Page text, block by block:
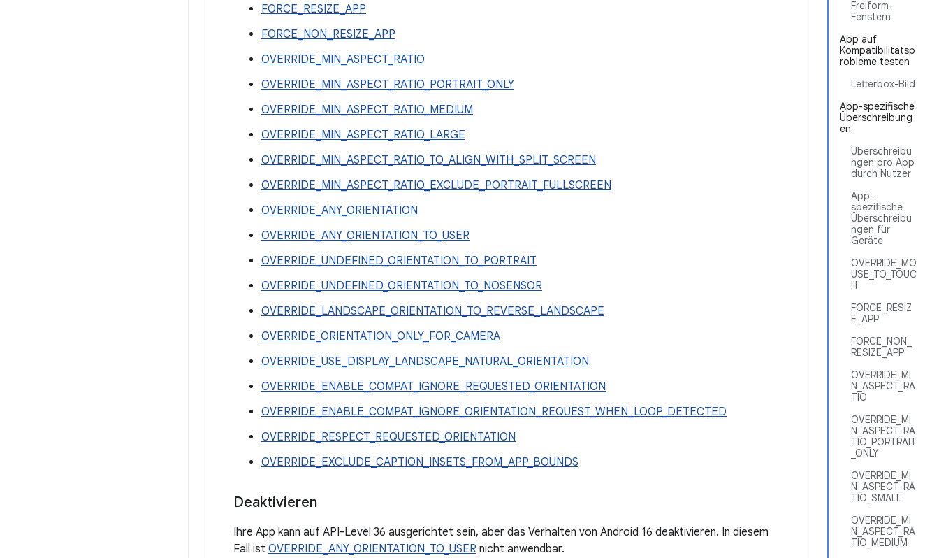
Freiform-
Fenstern
App auf
Kompatibilitätsp
robleme testen
Letterbox-Bild
App-spezifische
Überschreibung
en
Überschreibu
ngen pro App
durch Nutzer
App-
spezifische
Überschreibu
ngen für
Geräte
OVERRIDE_MO
USE_TO_TOUC
H
FORCE_RESIZ
E_APP
FORCE_NON_
RESIZE_APP
OVERRIDE_MI
N_ASPECT_RA
TIO
OVERRIDE_MI
N_ASPECT_RA
TIO_PORTRAIT
_ONLY
OVERRIDE_MI
N_ASPECT_RA
TIO_SMALL
OVERRIDE_MI
N_ASPECT_RA
TIO_MEDIUM
FORCE_RESIZE_APP
FORCE_NON_RESIZE_APP
OVERRIDE_MIN_ASPECT_RATIO
OVERRIDE_MIN_ASPECT_RATIO_PORTRAIT_ONLY
OVERRIDE_MIN_ASPECT_RATIO_MEDIUM
OVERRIDE_MIN_ASPECT_RATIO_LARGE
OVERRIDE_MIN_ASPECT_RATIO_TO_ALIGN_WITH_SPLIT_SCREEN
OVERRIDE_MIN_ASPECT_RATIO_EXCLUDE_PORTRAIT_FULLSCREEN
OVERRIDE_ANY_ORIENTATION
OVERRIDE_ANY_ORIENTATION_TO_USER
OVERRIDE_UNDEFINED_ORIENTATION_TO_PORTRAIT
OVERRIDE_UNDEFINED_ORIENTATION_TO_NOSENSOR
OVERRIDE_LANDSCAPE_ORIENTATION_TO_REVERSE_LANDSCAPE
OVERRIDE_ORIENTATION_ONLY_FOR_CAMERA
OVERRIDE_USE_DISPLAY_LANDSCAPE_NATURAL_ORIENTATION
OVERRIDE_ENABLE_COMPAT_IGNORE_REQUESTED_ORIENTATION
OVERRIDE_ENABLE_COMPAT_IGNORE_ORIENTATION_REQUEST_WHEN_LOOP_DETECTED
OVERRIDE_RESPECT_REQUESTED_ORIENTATION
OVERRIDE_EXCLUDE_CAPTION_INSETS_FROM_APP_BOUNDS
Deaktivieren
Ihre App kann auf API-Level 36 ausgerichtet sein, aber das Verhalten von Android 16 deaktivieren. In diesem
Fall ist OVERRIDE_ANY_ORIENTATION_TO_USER nicht anwendbar.